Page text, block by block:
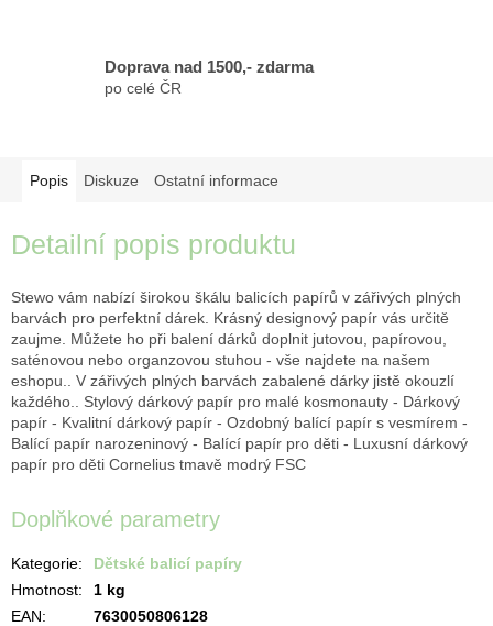
Doprava nad 1500,- zdarma
po celé ČR
Popis Diskuze Ostatní informace
Detailní popis produktu
Stewo vám nabízí širokou škálu balicích papírů v zářivých plných
barvách pro perfektní dárek. Krásný designový papír vás určitě
zaujme. Můžete ho při balení dárků doplnit jutovou, papírovou,
saténovou nebo organzovou stuhou - vše najdete na našem
eshopu.. V zářivých plných barvách zabalené dárky jistě okouzlí
každého.. Stylový dárkový papír pro malé kosmonauty - Dárkový
papír - Kvalitní dárkový papír - Ozdobný balící papír s vesmírem -
Balící papír narozeninový - Balící papír pro děti - Luxusní dárkový
papír pro děti Cornelius tmavě modrý FSC
Doplňkové parametry
Kategorie:
Dětské balicí papíry
Hmotnost:
1 kg
EAN:
7630050806128